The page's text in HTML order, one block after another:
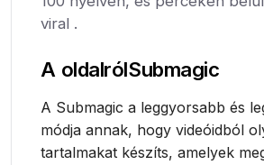
viral .
A oldalrólSubmagic
A Submagic a leggyorsabb és
módja annak, hogy videóidból
tartalmakat készíts, amelyek